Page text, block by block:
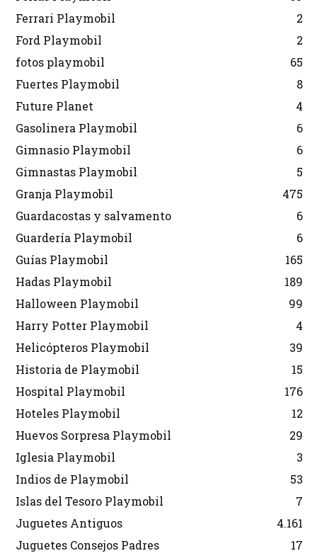
Ferrari Playmobil
2
Ford Playmobil
2
fotos playmobil
65
Fuertes Playmobil
8
Future Planet
4
Gasolinera Playmobil
6
Gimnasio Playmobil
6
Gimnastas Playmobil
5
Granja Playmobil
475
Guardacostas y salvamento
6
Guardería Playmobil
6
Guías Playmobil
165
Hadas Playmobil
189
Halloween Playmobil
99
Harry Potter Playmobil
4
Helicópteros Playmobil
39
Historia de Playmobil
15
Hospital Playmobil
176
Hoteles Playmobil
12
Huevos Sorpresa Playmobil
29
Iglesia Playmobil
3
Indios de Playmobil
53
Islas del Tesoro Playmobil
7
Juguetes Antiguos
4.161
Juguetes Consejos Padres
17